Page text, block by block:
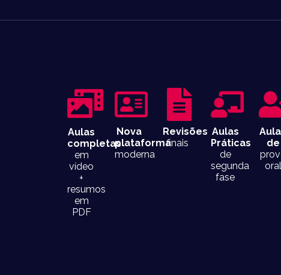
Aulas
completas
em
vídeo
+
resumos
em
PDF
Nova
plataforma
moderna
Revisões
finais
Aulas
Práticas
de
segunda
fase
de
oral